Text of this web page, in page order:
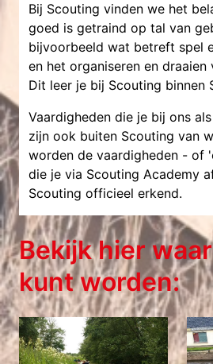
Bij Scouting vinden we het
goed is getraind op tal van
bijvoorbeeld wat betreft spel
en het organiseren en
Dit leer je bij Scouting binnen
Vaardigheden die je bij ons
zijn ook buiten Scouting van
worden de vaardigheden - of
die je via Scouting Academy
Scouting officieel erkend.
Bekijk hier
kunt worden: